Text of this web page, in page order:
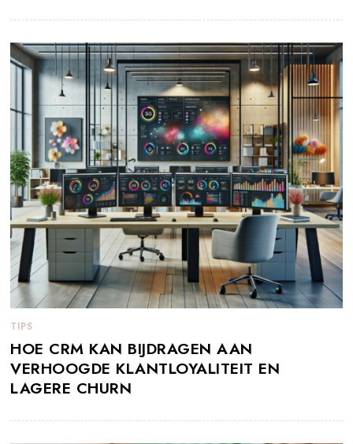
TIPS
HOE CRM KAN BIJDRAGEN AAN
VERHOOGDE KLANTLOYALITEIT EN
LAGERE CHURN